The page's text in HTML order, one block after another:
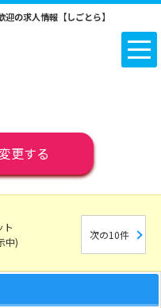
の求人情報【しごとら】
更する
ト
中)
次の10件